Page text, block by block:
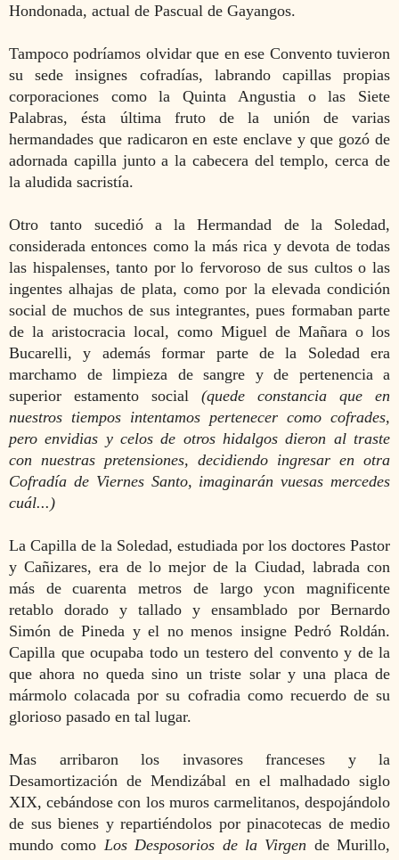
Hondonada, actual de Pascual de Gayangos.
Tampoco podríamos olvidar que en ese Convento tuvieron
su sede insignes cofradías, labrando capillas propias
corporaciones como la Quinta Angustia o las Siete
Palabras, ésta última fruto de la unión de varias
hermandades que radicaron en este enclave y que gozó de
adornada capilla junto a la cabecera del templo, cerca de
la aludida sacristía.
Otro tanto sucedió a la Hermandad de la Soledad,
considerada entonces como la más rica y devota de todas
las hispalenses, tanto por lo fervoroso de sus cultos o las
ingentes alhajas de plata, como por la elevada condición
social de muchos de sus integrantes, pues formaban parte
de la aristocracia local, como Miguel de Mañara o los
Bucarelli, y además formar parte de la Soledad era
marchamo de limpieza de sangre y de pertenencia a
superior estamento social (quede constancia que en
nuestros tiempos intentamos pertenecer como cofrades,
pero envidias y celos de otros hidalgos dieron al traste
con nuestras pretensiones, decidiendo ingresar en otra
Cofradía de Viernes Santo, imaginarán vuesas mercedes
cuál...)
La Capilla de la Soledad, estudiada por los doctores Pastor
y Cañizares, era de lo mejor de la Ciudad, labrada con
más de cuarenta metros de largo ycon magnificente
retablo dorado y tallado y ensamblado por Bernardo
Simón de Pineda y el no menos insigne Pedró Roldán.
Capilla que ocupaba todo un testero del convento y de la
que ahora no queda sino un triste solar y una placa de
mármolo colacada por su cofradia como recuerdo de su
glorioso pasado en tal lugar.
Mas arribaron los invasores franceses y la
Desamortización de Mendizábal en el malhadado siglo
XIX, cebándose con los muros carmelitanos, despojándolo
de sus bienes y repartiéndolos por pinacotecas de medio
mundo como Los Desposorios de la Virgen de Murillo,